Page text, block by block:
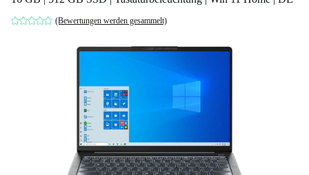
(Bewertungen werden gesammelt)